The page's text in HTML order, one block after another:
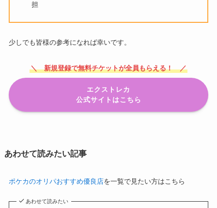
担
少しでも皆様の参考になれば幸いです。
＼ 新規登録で無料チケットが全員もらえる！ ／
エクストレカ
公式サイトはこちら
あわせて読みたい記事
ポケカのオリパおすすめ優良店を一覧で見たい方はこちら
あわせて読みたい